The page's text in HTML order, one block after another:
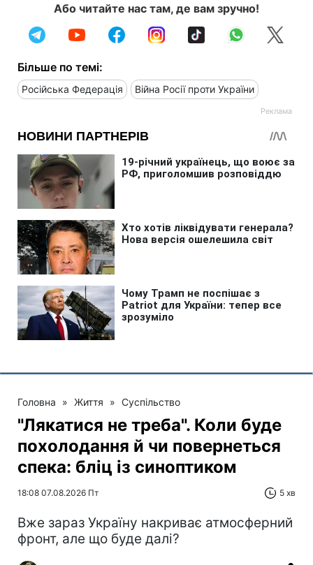
Або читайте нас там, де вам зручно!
Більше по темі:
Російська Федерація Війна Росії проти України
Головна » Життя » Суспільство
"Лякатися не треба". Коли буде
похолодання й чи повернеться
спека: бліц із синоптиком
18:08 07.08.2026 Пт 5 хв
Вже зараз Україну накриває атмосферний
фронт, але що буде далі?